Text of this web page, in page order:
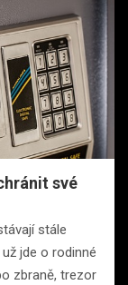
své
stále
jde o rodinné
zbraně, trezor